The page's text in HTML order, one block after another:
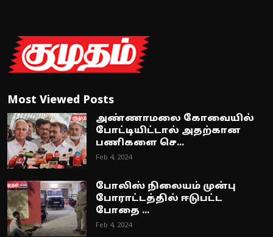
Most Viewed Posts
அண்ணாமலை கோவையில்
போட்டியிட்டால் அதற்கான
பணிகளை செ...
Feb 4, 2024
போலிஸ் நிலையம் முன்பு
போராட்டத்தில் ஈடுபட்ட
போதை ...
Feb 4, 2024